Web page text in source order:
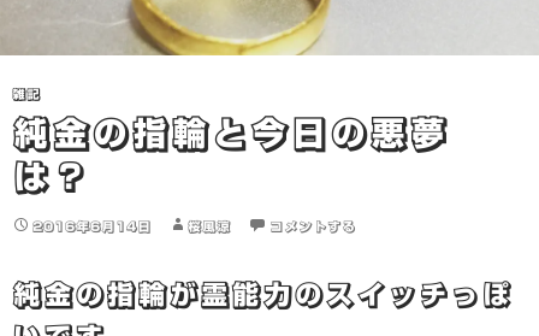
雑記
純金の指輪と今日の悪夢
は？
2016年6月14日 桜風涼 コメントする
純金の指輪が霊能力のスイッチっぽ